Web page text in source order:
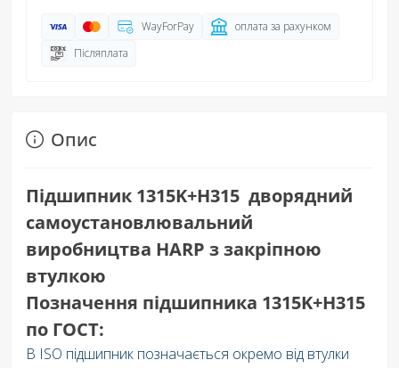
WayForPay
оплата за рахунком
Післяплата
Опис
Підшипник 1315K+H315 дворядний
самоустановлювальний
виробництва HARP з закріпною
втулкою
Позначення підшипника 1315K+H315
по ГОСТ:
В ISO підшипник позначається окремо від втулки